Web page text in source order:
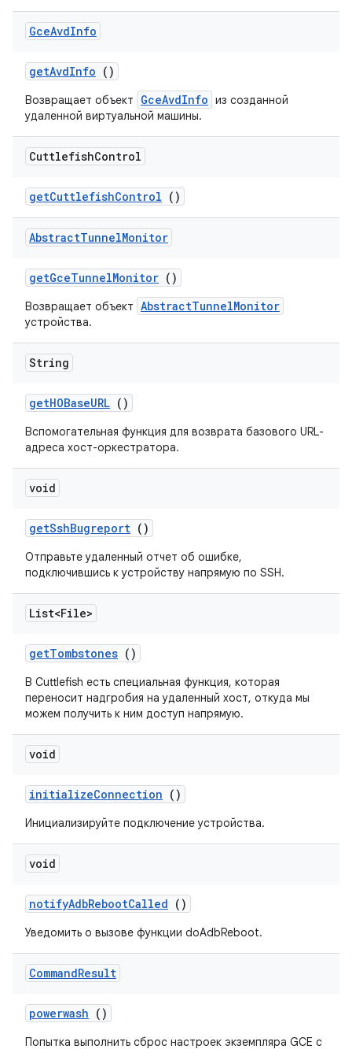
GceAvdInfo
getAvdInfo ()
Возвращает объект GceAvdInfo из созданной
удаленной виртуальной машины.
CuttlefishControl
getCuttlefishControl ()
AbstractTunnelMonitor
getGceTunnelMonitor ()
Возвращает объект AbstractTunnelMonitor
устройства.
String
getHOBaseURL ()
Вспомогательная функция для возврата базового URL-
адреса хост-оркестратора.
void
getSshBugreport ()
Отправьте удаленный отчет об ошибке,
подключившись к устройству напрямую по SSH.
List<File>
getTombstones ()
В Cuttlefish есть специальная функция, которая
переносит надгробия на удаленный хост, откуда мы
можем получить к ним доступ напрямую.
void
initializeConnection ()
Инициализируйте подключение устройства.
void
notifyAdbRebootCalled ()
Уведомить о вызове функции doAdbReboot.
CommandResult
powerwash ()
Попытка выполнить сброс настроек экземпляра GCE с